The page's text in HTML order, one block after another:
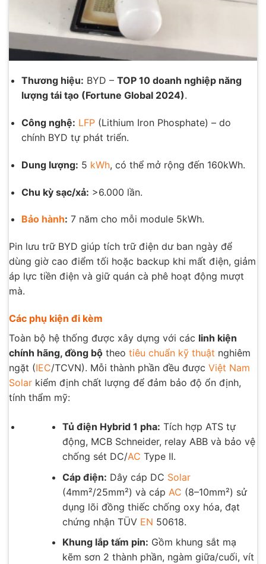
Thương hiệu: BYD – TOP 10 doanh nghiệp năng
lượng tái tạo (Fortune Global 2024).
Công nghệ: LFP(Lithium Iron Phosphate) – do
chính BYD tự phát triển.
Dung lượng: 5 kWh, có thể mở rộng đến 160kWh.
Chu kỳ sạc/xả: >6.000 lần.
Bảo hành: 7 năm cho mỗi module 5kWh.
Pin lưu trữ BYD giúp tích trữ điện dư ban ngày để
dùng giờ cao điểm tối hoặc backup khi mất điện, giảm
áp lực tiền điện và giữ quán cà phê hoạt động mượt
mà.
Các phụ kiện đi kèm
Toàn bộ hệ thống được xây dựng với các linh kiện
chính hãng, đồng bộ theo tiêu chuẩn kỹ thuật nghiêm
ngặt (IEC/TCVN). Mỗi thành phần đều được Việt Nam
Solar kiểm định chất lượng để đảm bảo độ ổn định,
tính thẩm mỹ:
Tủ điện Hybrid 1 pha: Tích hợp ATS tự
động, MCB Schneider, relay ABB và bảo vệ
chống sét DC/AC Type II.
Cáp điện: Dây cáp DC Solar
(4mm²/25mm²) và cáp AC (8–10mm²) sử
dụng lõi đồng thiếc chống oxy hóa, đạt
chứng nhận TÜV EN 50618.
Khung lắp tấm pin: Gồm khung sắt mạ
kẽm sơn 2 thành phần, ngàm giữa/cuối, vít